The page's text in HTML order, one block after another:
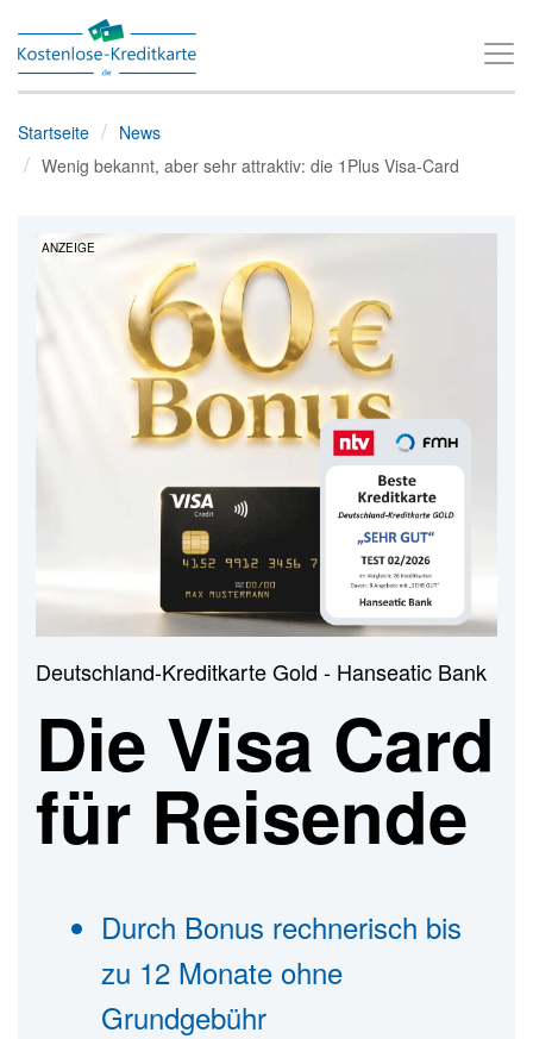
T
o
Startseite
News
Wenig bekannt, aber sehr attraktiv: die 1Plus Visa-Card
ANZEIGE
Deutschland-Kreditkarte Gold - Hanseatic Bank
Die Visa Card
für Reisende
Durch Bonus rechnerisch bis
zu 12 Monate ohne
Grundgebühr